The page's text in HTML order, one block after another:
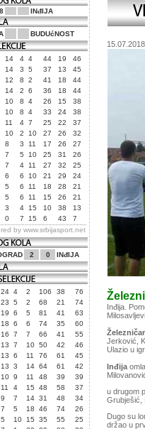
INđIJA
BUDUćNOST
14 4 4 44 19
46
14 3 5 37 13
45
12 8 2 41 18
44
14 2 6 36 18
44
10 8 4 26 15
38
10 8 4 33 24
38
11 4 7 25 22
37
10 2 10 27 26
32
8 3 11 17 26
27
7 5 10 25 31
26
7 4 11 27 32
25
6 6 10 21 29
24
5 6 11 18 28
21
5 6 11 15 26
21
3 4 15 10 38
13
0 7 15 6 43
7
by www.srbijasport.net
2 0 INđIJA
24 4 2 106 38
76
23 5 2 68 21
74
19 6 5 81 41
63
18 6 6 74 35
60
16 7 7 66 41
55
13 7 10 50 42
46
13 6 11 76 61
45
13 3 14 64 61
42
10 9 11 48 39
39
11 4 15 48 58
37
9 7 14 31 48
34
7 5 18 46 74
26
5 10 15 35 55
25
15.07.2018
Inđija.
Železničar
Jerković,
Ulazio u
Inđija
u drugom
Grubješić,
Dugo su
držao u